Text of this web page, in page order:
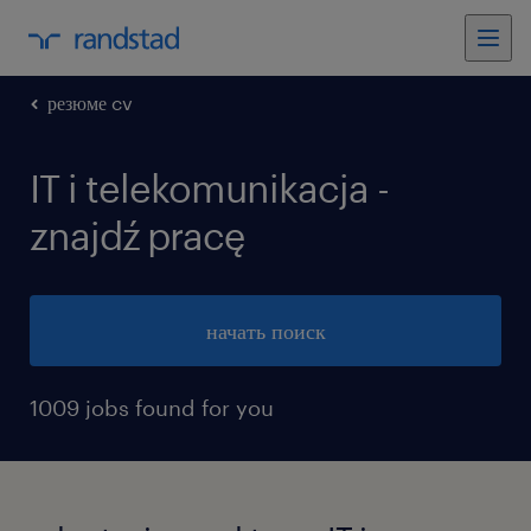
резюме cv
IT i telekomunikacja -
znajdź pracę
начать поиск
1009 jobs found for you